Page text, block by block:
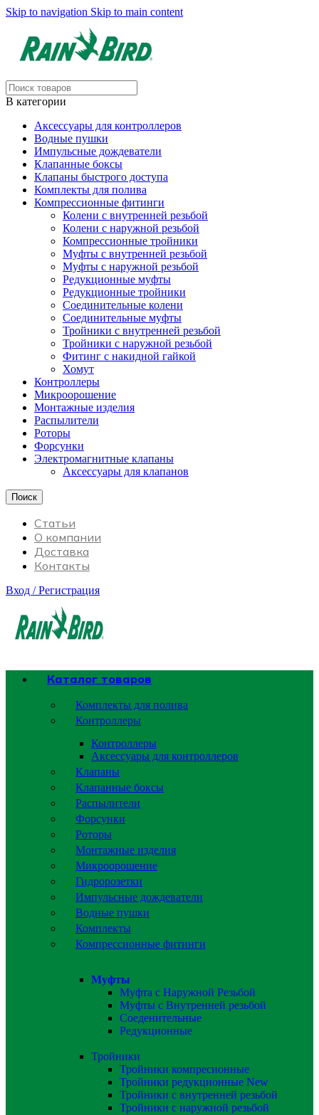
Skip to navigation Skip to main content
В категории
Аксессуары для контроллеров
Водные пушки
Импульсные дождеватели
Клапанные боксы
Клапаны быстрого доступа
Комплекты для полива
Компрессионные фитинги
Колени с внутренней резьбой
Колени с наружной резьбой
Компрессионные тройники
Муфты с внутренней резьбой
Муфты с наружной резьбой
Редукционные муфты
Редукционные тройники
Соединительные колени
Соединительные муфты
Тройники с внутренней резьбой
Тройники с наружной резьбой
Фитинг с накидной гайкой
Хомут
Контроллеры
Микроорошение
Монтажные изделия
Распылители
Роторы
Форсунки
Электромагнитные клапаны
Аксессуары для клапанов
Поиск
Статьи
О компании
Доставка
Контакты
Вход / Регистрация
Каталог товаров
Комплекты для полива
Контроллеры
Контроллеры
Аксессуары для контроллеров
Клапаны
Клапанные боксы
Распылители
Форсунки
Роторы
Монтажные изделия
Микроорошение
Гидророзетки
Импульсные дождеватели
Водные пушки
Комплекты
Компрессионные фитинги
Муфты
Муфта с Наружной Резьбой
Муфты с Внутренней резьбой
Соеденительные
Редукционные
Тройники
Тройники компресионные
Тройники редукционные New
Тройники с внутренней резьбой
Тройники с наружной резьбой